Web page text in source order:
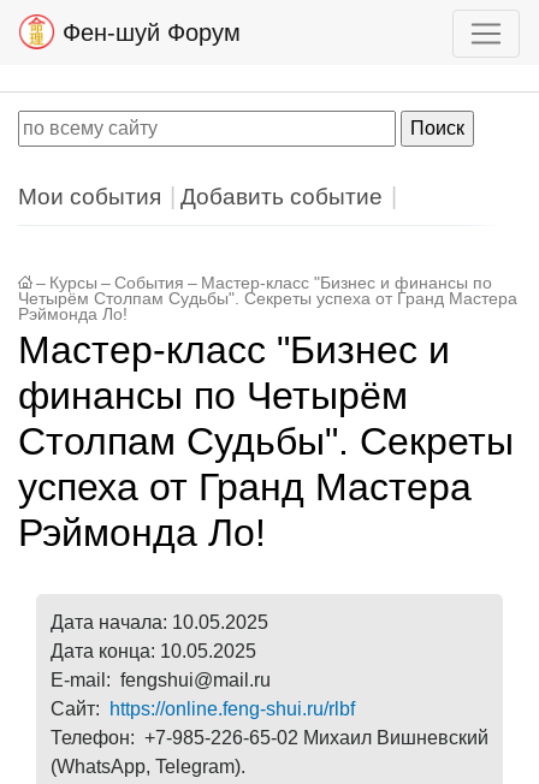
Фен-шуй Форум
Мои события Добавить событие
– Курсы – События – Мастер-класс "Бизнес и финансы по
Четырём Столпам Судьбы". Секреты успеха от Гранд Мастера
Рэймонда Ло!
Мастер-класс "Бизнес и
финансы по Четырём
Столпам Судьбы". Секреты
успеха от Гранд Мастера
Рэймонда Ло!
Дата начала: 10.05.2025
Дата конца: 10.05.2025
E-mail: fengshui@mail.ru
Сайт:
https://online.feng-shui.ru/rlbf
Телефон: +7-985-226-65-02 Михаил Вишневский
(WhatsApp, Telegram).